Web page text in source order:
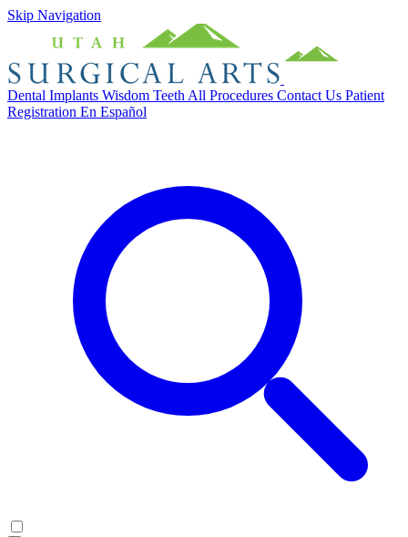
Skip Navigation
Dental Implants Wisdom Teeth All Procedures Contact Us Patient
Registration En Español